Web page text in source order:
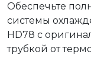
Обеспечьте
системы
HD78 с
трубкой от